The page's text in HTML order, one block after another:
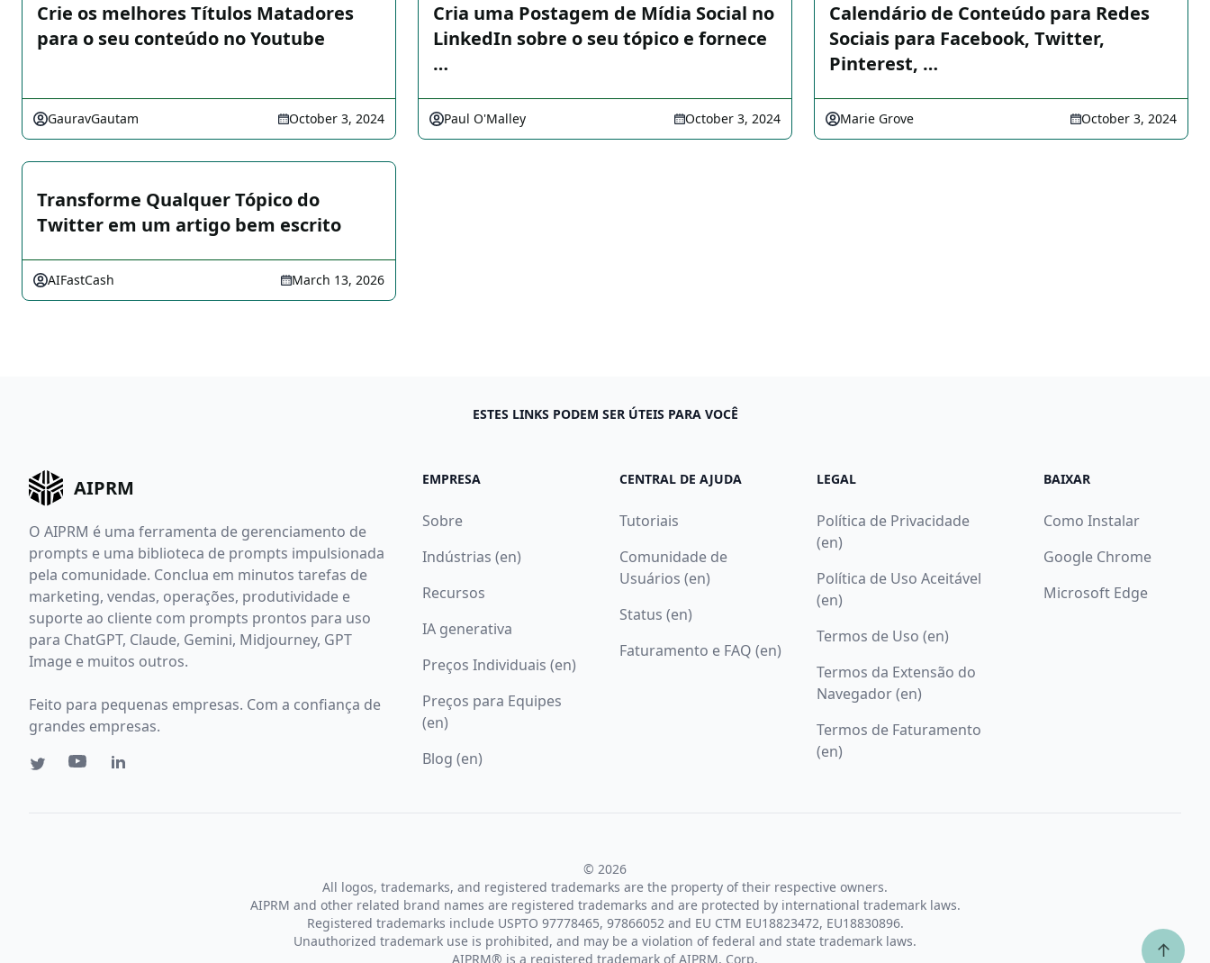
Crie os melhores Títulos Matadores
para o seu conteúdo no Youtube
GauravGautam October 3, 2024
Cria uma Postagem de Mídia Social no
LinkedIn sobre o seu tópico e fornece
…
Paul O'Malley October 3, 2024
Calendário de Conteúdo para Redes
Sociais para Facebook, Twitter,
Pinterest, …
Marie Grove October 3, 2024
Transforme Qualquer Tópico do
Twitter em um artigo bem escrito
AIFastCash March 13, 2026
ESTES LINKS PODEM SER ÚTEIS PARA VOCÊ
AIPRM
O AIPRM é uma ferramenta de gerenciamento de
prompts e uma biblioteca de prompts impulsionada
pela comunidade. Conclua em minutos tarefas de
marketing, vendas, operações, produtividade e
suporte ao cliente com prompts prontos para uso
para ChatGPT, Claude, Gemini, Midjourney, GPT
Image e muitos outros.
Feito para pequenas empresas. Com a confiança de
grandes empresas.
EMPRESA
Sobre
Indústrias (en)
Recursos
IA generativa
Preços Individuais (en)
Preços para Equipes
(en)
Blog (en)
CENTRAL DE AJUDA
Tutoriais
Comunidade de
Usuários (en)
Status (en)
Faturamento e FAQ (en)
LEGAL
Política de Privacidade
(en)
Política de Uso Aceitável
(en)
Termos de Uso (en)
Termos da Extensão do
Navegador (en)
Termos de Faturamento
(en)
BAIXAR
Como Instalar
Google Chrome
Microsoft Edge
© 2026
All logos, trademarks, and registered trademarks are the property of their respective owners.
AIPRM and other related brand names are registered trademarks and are protected by international trademark laws.
Registered trademarks include USPTO 97778465, 97866052 and EU CTM EU18823472, EU18830896.
Unauthorized trademark use is prohibited, and may be a violation of federal and state trademark laws.
AIPRM® is a registered trademark of AIPRM, Corp.
↑